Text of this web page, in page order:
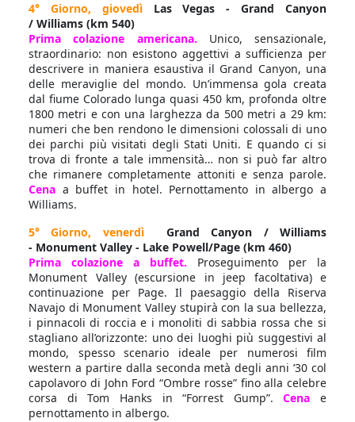
4° Giorno, giovedìLas Vegas - Grand Canyon
/ Williams (km 540)
Prima colazione americana. Unico, sensazionale,
straordinario: non esistono aggettivi a sufficienza per
descrivere in maniera esaustiva il Grand Canyon, una
delle meraviglie del mondo. Un’immensa gola creata
dal fiume Colorado lunga quasi 450 km, profonda oltre
1800 metri e con una larghezza da 500 metri a 29 km:
numeri che ben rendono le dimensioni colossali di uno
dei parchi più visitati degli Stati Uniti. E quando ci si
trova di fronte a tale immensità… non si può far altro
che rimanere completamente attoniti e senza parole.
Cena a buffet in hotel. Pernottamento in albergo a
Williams.
5° Giorno, venerdìGrand Canyon / Williams
- Monument Valley - Lake Powell/Page (km 460)
Prima colazione a buffet. Proseguimento per la
Monument Valley (escursione in jeep facoltativa) e
continuazione per Page. Il paesaggio della Riserva
Navajo di Monument Valley stupirà con la sua bellezza,
i pinnacoli di roccia e i monoliti di sabbia rossa che si
stagliano all’orizzonte: uno dei luoghi più suggestivi al
mondo, spesso scenario ideale per numerosi film
western a partire dalla seconda metà degli anni ’30 col
capolavoro di John Ford “Ombre rosse” fino alla celebre
corsa di Tom Hanks in “Forrest Gump”.Cena e
pernottamento in albergo.